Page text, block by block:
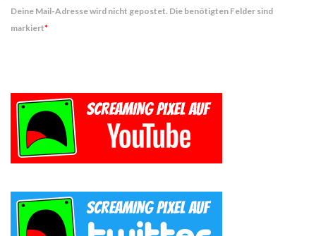
Deine Mail-Adresse wird nicht gepostet. Die benötigten Felder sind
markiert*